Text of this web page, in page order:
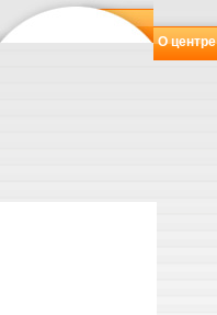
О центре